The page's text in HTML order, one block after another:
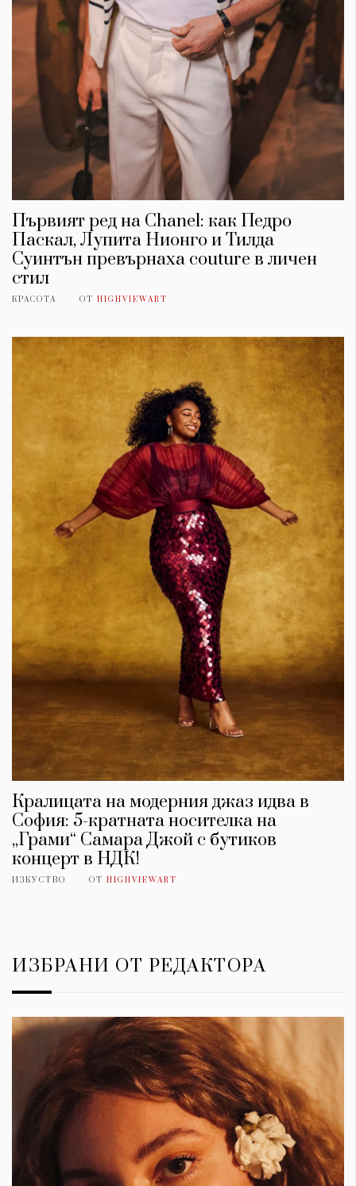
Първият ред на Chanel: как Педро
Паскал, Лупита Нионго и Тилда
Суинтън превърнаха couture в личен
стил
КРАСОТА ОТ HIGHVIEWART
Кралицата на модерния джаз идва в
София: 5-кратната носителка на
„Грами“ Самара Джой с бутиков
концерт в НДК!
ИЗКУСТВО ОТ HIGHVIEWART
ИЗБРАНИ ОТ РЕДАКТОРА